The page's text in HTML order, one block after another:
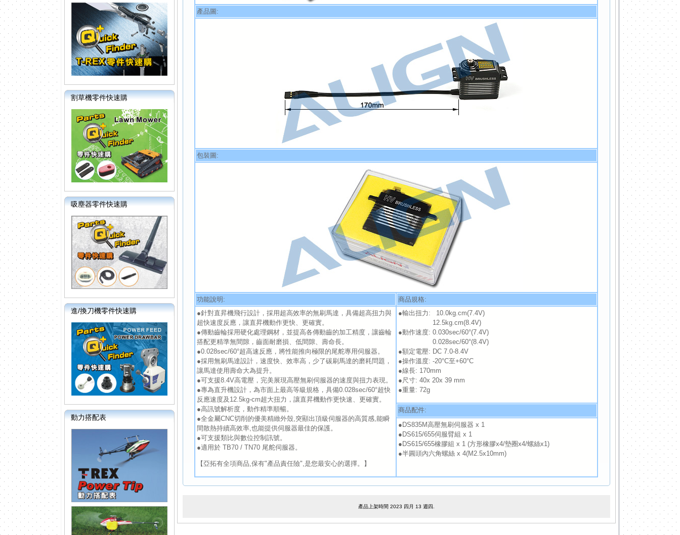
割草機零件快速購
吸塵器零件快速購
進/換刀機零件快速購
動力搭配表
產品圖:
包裝圖:
功能說明:
商品規格:
●針對直昇機飛行設計，採用超高效率的無刷馬達，具備超高扭力與
超快速度反應，讓直昇機動作更快、更確實。
●傳動齒輪採用硬化處理鋼材，並提高各傳動齒的加工精度，讓齒輪
搭配更精準無間隙，齒面耐磨損、低間隙、壽命長。
●0.028sec/60°超高速反應，將性能推向極限的尾舵專用伺服器。
●採用無刷馬達設計，速度快、效率高，少了碳刷馬達的磨耗問題，
讓馬達使用壽命大為提升。
●可支援8.4V高電壓，完美展現高壓無刷伺服器的速度與扭力表現。
●專為直升機設計，為市面上最高等級規格，具備0.028sec/60°超快
反應速度及12.5kg-cm超大扭力，讓直昇機動作更快速、更確實。
●高訊號解析度，動作精準順暢。
●全金屬CNC切削的優美精緻外殼,突顯出頂級伺服器的高質感,能瞬
間散熱持續高效率,也能提供伺服器最佳的保護。
●可支援類比與數位控制訊號。
●適用於 TB70 / TN70 尾舵伺服器。
【亞拓有全項商品,保有"產品責任險",是您最安心的選擇。】
●輸出扭力:
10.0kg.cm(7.4V)
12.5kg.cm(8.4V)
●動作速度: 0.030sec/60°(7.4V)
0.028sec/60°(8.4V)
●額定電壓: DC 7.0-8.4V
●操作溫度: -20°C至+60°C
●線長: 170mm
●尺寸: 40x 20x 39 mm
●重量: 72g
商品配件:
●DS835M高壓無刷伺服器 x 1
●DS615/655伺服臂組 x 1
●DS615/655橡膠組 x 1 (方形橡膠x4/墊圈x4/螺絲x1)
●半圓頭內六角螺絲 x 4(M2.5x10mm)
產品上架時間 2023 四月 13 週四.